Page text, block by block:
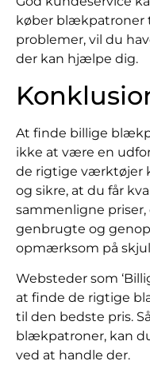
køber blækpatroner
problemer, vil du
der kan hjælpe dig.
At finde billige
ikke at være en
de rigtige værktøjer
og sikre, at du får
sammenligne
genbrugte og
opmærksom på
Websteder som
at finde de rigtige
til den bedste pris.
blækpatroner, kan
ved at handle der.